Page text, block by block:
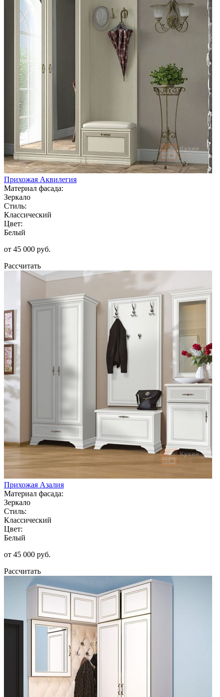
Прихожая Аквилегия
Материал фасада:
Зеркало
Стиль:
Классический
Цвет:
Белый
от 45 000 руб.
Рассчитать
Прихожая Азалия
Материал фасада:
Зеркало
Стиль:
Классический
Цвет:
Белый
от 45 000 руб.
Рассчитать